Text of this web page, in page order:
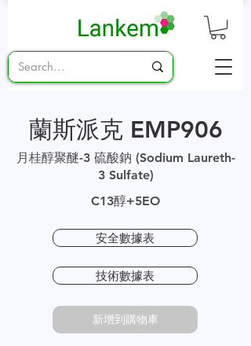
蘭斯派克 EMP906
月桂醇聚醚-3 硫酸鈉 (Sodium Laureth-
3 Sulfate)
C13醇+5EO
安全數據表
技術數據表
新增到購物車